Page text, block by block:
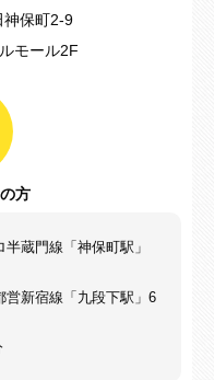
神保町2-9
モール2F
方
蔵門線「神保町駅」
営新宿線「九段下駅」6